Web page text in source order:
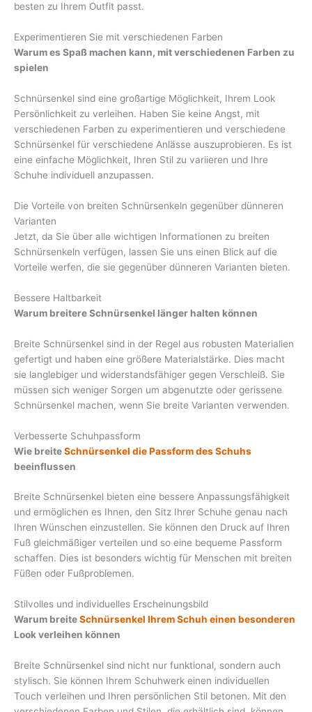
besten zu Ihrem Outfit passt.
Experimentieren Sie mit verschiedenen Farben
Warum es Spaß machen kann, mit verschiedenen Farben zu
spielen
Schnürsenkel sind eine großartige Möglichkeit, Ihrem Look
Persönlichkeit zu verleihen. Haben Sie keine Angst, mit
verschiedenen Farben zu experimentieren und verschiedene
Schnürsenkel für verschiedene Anlässe auszuprobieren. Es ist
eine einfache Möglichkeit, Ihren Stil zu variieren und Ihre
Schuhe individuell anzupassen.
Die Vorteile von breiten Schnürsenkeln gegenüber dünneren
Varianten
Jetzt, da Sie über alle wichtigen Informationen zu breiten
Schnürsenkeln verfügen, lassen Sie uns einen Blick auf die
Vorteile werfen, die sie gegenüber dünneren Varianten bieten.
Bessere Haltbarkeit
Warum breitere Schnürsenkel länger halten können
Breite Schnürsenkel sind in der Regel aus robusten Materialien
gefertigt und haben eine größere Materialstärke. Dies macht
sie langlebiger und widerstandsfähiger gegen Verschleiß. Sie
müssen sich weniger Sorgen um abgenutzte oder gerissene
Schnürsenkel machen, wenn Sie breite Varianten verwenden.
Verbesserte Schuhpassform
Wie breiteSchnürsenkel die Passform des Schuhs
beeinflussen
Breite Schnürsenkel bieten eine bessere Anpassungsfähigkeit
und ermöglichen es Ihnen, den Sitz Ihrer Schuhe genau nach
Ihren Wünschen einzustellen. Sie können den Druck auf Ihren
Fuß gleichmäßiger verteilen und so eine bequeme Passform
schaffen. Dies ist besonders wichtig für Menschen mit breiten
Füßen oder Fußproblemen.
Stilvolles und individuelles Erscheinungsbild
Warum breiteSchnürsenkel Ihrem Schuh einen besonderen
Look verleihen können
Breite Schnürsenkel sind nicht nur funktional, sondern auch
stylisch. Sie können Ihrem Schuhwerk einen individuellen
Touch verleihen und Ihren persönlichen Stil betonen. Mit den